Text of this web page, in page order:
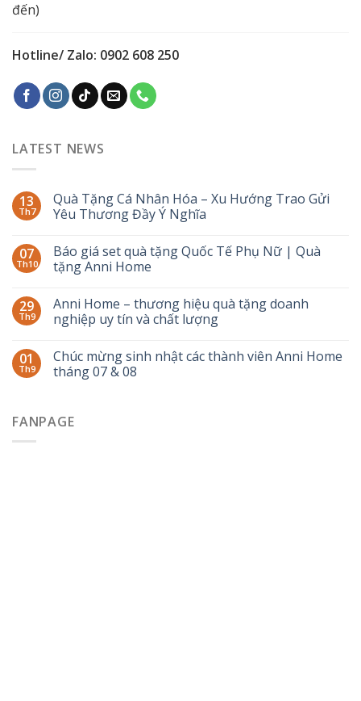
đến)
Hotline/ Zalo: 0902 608 250
LATEST NEWS
13
Th7
Quà Tặng Cá Nhân Hóa – Xu Hướng Trao Gửi
Yêu Thương Đầy Ý Nghĩa
07
Th10
Báo giá set quà tặng Quốc Tế Phụ Nữ | Quà
tặng Anni Home
29
Th9
Anni Home – thương hiệu quà tặng doanh
nghiệp uy tín và chất lượng
01
Th9
Chúc mừng sinh nhật các thành viên Anni Home
tháng 07 & 08
FANPAGE